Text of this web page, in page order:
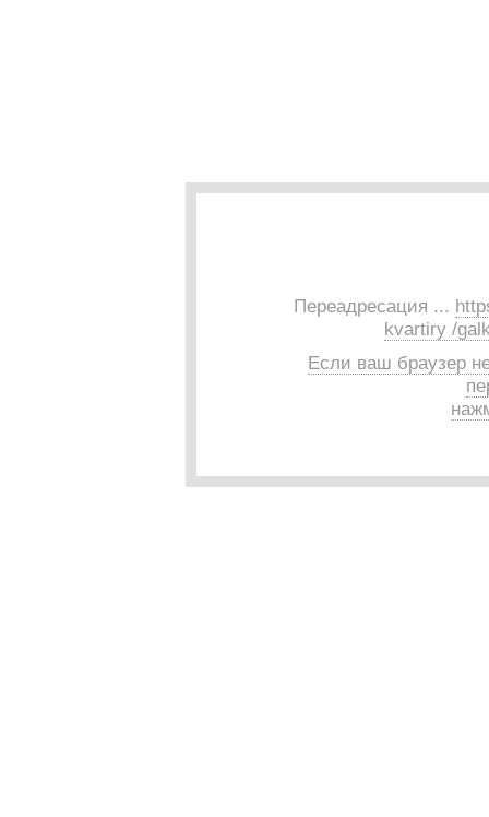
Переадресация ...
kvartiry /
Если ваш браузер